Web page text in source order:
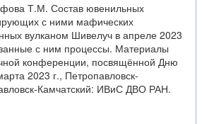
Т.М. Состав ювенильных
с ними мафических
вулканом Шивелуч в апреле 2023
с ним процессы. Материалы
конференции, посвящённой Дню
2023 г., Петропавловск-
Камчатский: ИВиС ДВО РАН.